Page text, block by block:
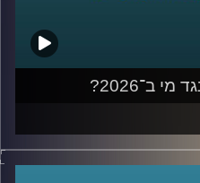
ב־2026?
להבין פחות או יותר